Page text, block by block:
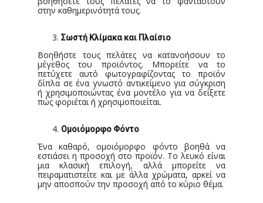
στην καθημερινότητά τους.
Σωστή Κλίμακα και Πλαίσιο
Βοηθήστε τους πελάτες να κατανοήσουν το
μέγεθος του προϊόντος. Μπορείτε να το
πετύχετε αυτό φωτογραφίζοντας το προϊόν
δίπλα σε ένα γνωστό αντικείμενο για σύγκριση
ή χρησιμοποιώντας ένα μοντέλο για να δείξετε
πώς φοριέται ή χρησιμοποιείται.
Ομοιόμορφο Φόντο
Ένα καθαρό, ομοιόμορφο φόντο βοηθά να
εστιάσει η προσοχή στο προϊόν. Το λευκό είναι
μια κλασική επιλογή, αλλά μπορείτε να
πειραματιστείτε και με άλλα χρώματα, αρκεί να
μην αποσπούν την προσοχή από το κύριο θέμα.